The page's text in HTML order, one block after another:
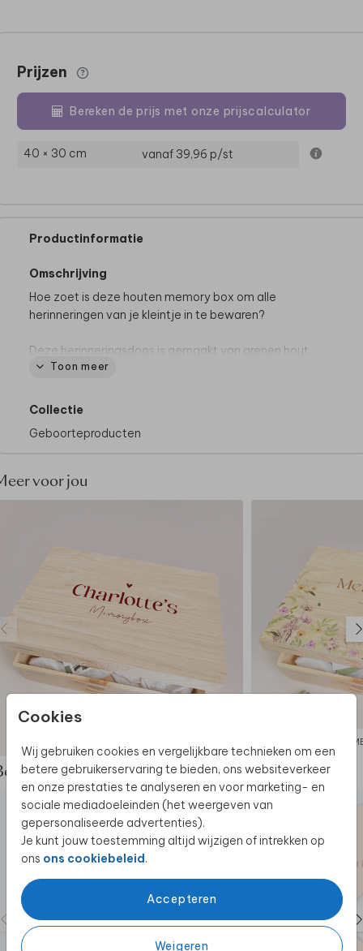
Cookies
Wij gebruiken cookies en vergelijkbare technieken om een
betere gebruikerservaring te bieden, ons websiteverkeer
en onze prestaties te analyseren en voor marketing- en
sociale mediadoeleinden (het weergeven van
gepersonaliseerde advertenties).
Je kunt jouw toestemming altijd wijzigen of intrekken op
ons ons cookiebeleid.
Accepteren
Weigeren
Prijzen
Bereken de prijs met onze prijscalculator
40 × 30 cm vanaf 39,96 p/st
Productinformatie
Omschrijving
Hoe zoet is deze houten memory box om alle
herinneringen van je kleintje in te bewaren?
Deze herinneringsdoos is gemaakt van grenen hout,
heeft greepgaten en een vastzittende deksel met
het deksel, naar wens personaliseren in de editor. Zo
• Voor het mooiste eindresultaat adviseren we om
geen volledig gekleurde achtergrond te kiezen.
• De memory box wordt op een andere manier
nét wat anders uitpakken.
Dit product maakt deel uit van
een complete set in
deze stijl.
Toon meer
Collectie
Geboorteproducten
voor jou
de complete set